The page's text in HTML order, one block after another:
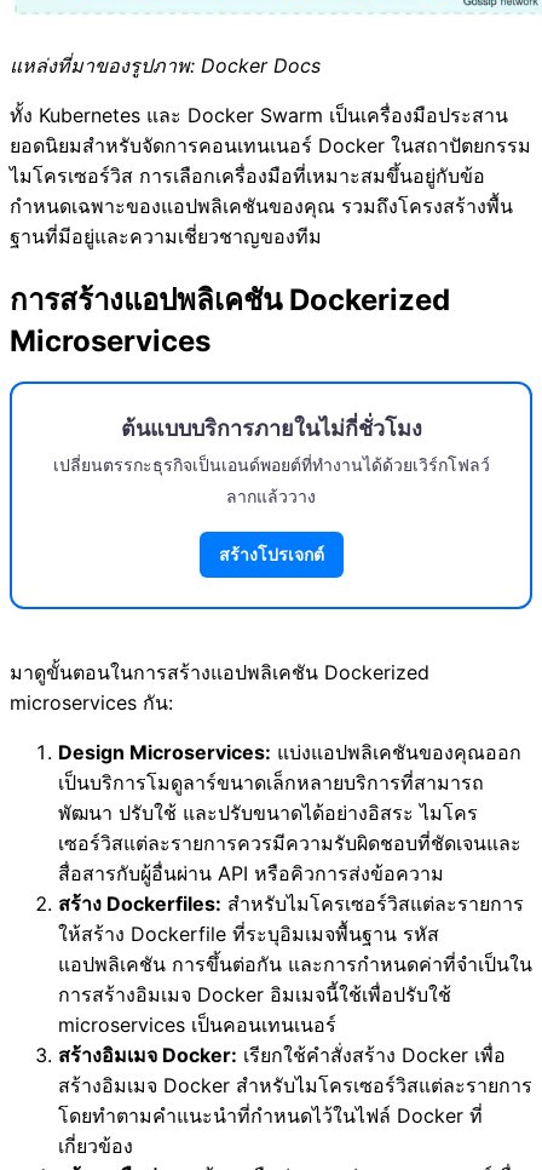
แหล่งที่มาของรูปภาพ: Docker Docs
ทั้ง Kubernetes และ Docker Swarm เป็นเครื่องมือประสาน
ยอดนิยมสำหรับจัดการคอนเทนเนอร์ Docker ในสถาปัตยกรรม
ไมโครเซอร์วิส การเลือกเครื่องมือที่เหมาะสมขึ้นอยู่กับข้อ
กำหนดเฉพาะของแอปพลิเคชันของคุณ รวมถึงโครงสร้างพื้น
ฐานที่มีอยู่และความเชี่ยวชาญของทีม
การสร้างแอปพลิเคชัน Dockerized
Microservices
ต้นแบบบริการภายในไม่กี่ชั่วโมง
เปลี่ยนตรรกะธุรกิจเป็นเอนด์พอยต์ที่ทำงานได้ด้วยเวิร์กโฟลว์
ลากแล้ววาง
สร้างโปรเจกต์
มาดูขั้นตอนในการสร้างแอปพลิเคชัน Dockerized
microservices กัน:
Design Microservices: แบ่งแอปพลิเคชันของคุณออก
เป็นบริการโมดูลาร์ขนาดเล็กหลายบริการที่สามารถ
พัฒนา ปรับใช้ และปรับขนาดได้อย่างอิสระ ไมโคร
เซอร์วิสแต่ละรายการควรมีความรับผิดชอบที่ชัดเจนและ
สื่อสารกับผู้อื่นผ่าน API หรือคิวการส่งข้อความ
สร้าง Dockerfiles: สำหรับไมโครเซอร์วิสแต่ละรายการ
ให้สร้าง Dockerfile ที่ระบุอิมเมจพื้นฐาน รหัส
แอปพลิเคชัน การขึ้นต่อกัน และการกำหนดค่าที่จำเป็นใน
การสร้างอิมเมจ Docker อิมเมจนี้ใช้เพื่อปรับใช้
microservices เป็นคอนเทนเนอร์
สร้างอิมเมจ Docker: เรียกใช้คำสั่งสร้าง Docker เพื่อ
สร้างอิมเมจ Docker สำหรับไมโครเซอร์วิสแต่ละรายการ
โดยทำตามคำแนะนำที่กำหนดไว้ในไฟล์ Docker ที่
เกี่ยวข้อง